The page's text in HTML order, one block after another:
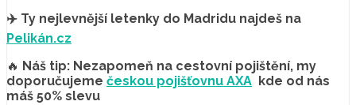
✈️ Ty nejlevnější letenky do Madridu najdeš na
Pelikán.cz
🔥 Náš tip: Nezapomeň na cestovní pojištění, my
doporučujeme českou pojišťovnu AXA kde od nás
máš 50% slevu